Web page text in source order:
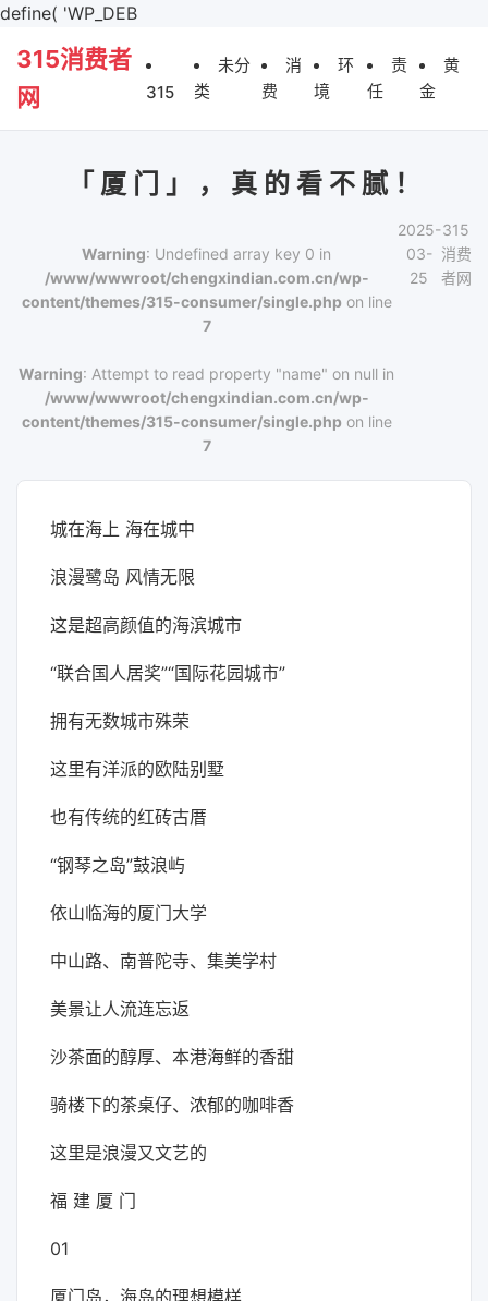
define( 'WP_DEB
315消费者
网
315
未分
类
消
费
环
境
责
任
黄
金
「 厦 门 」 ， 真 的 看 不 腻 ！
Warning: Undefined array key 0 in
/www/wwwroot/chengxindian.com.cn/wp-
content/themes/315-consumer/single.phpon line
7
Warning: Attempt to read property "name" on null in
/www/wwwroot/chengxindian.com.cn/wp-
content/themes/315-consumer/single.phpon line
7
2025-
03-
25
315
消费
者网
城在海上 海在城中
浪漫鹭岛 风情无限
这是超高颜值的海滨城市
“联合国人居奖”“国际花园城市”
拥有无数城市殊荣
这里有洋派的欧陆别墅
也有传统的红砖古厝
“钢琴之岛”鼓浪屿
依山临海的厦门大学
中山路、南普陀寺、集美学村
美景让人流连忘返
沙茶面的醇厚、本港海鲜的香甜
骑楼下的茶桌仔、浓郁的咖啡香
这里是浪漫又文艺的
福 建 厦 门
01
厦门岛，海岛的理想模样